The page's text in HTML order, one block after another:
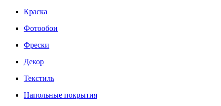
Краска
Фотообои
Фрески
Декор
Текстиль
Напольные покрытия